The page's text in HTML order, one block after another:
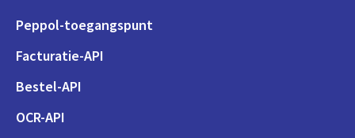
Peppol-toegangspunt
Facturatie-API
Bestel-API
OCR-API